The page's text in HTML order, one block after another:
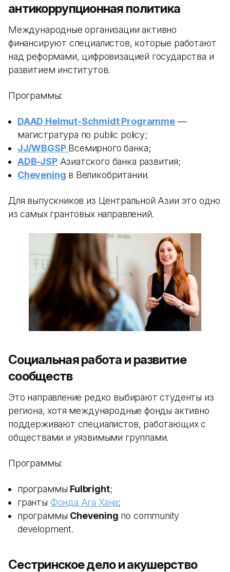
антикоррупционная политика
Международные организации активно
финансируют специалистов, которые работают
над реформами, цифровизацией государства и
развитием институтов.
Программы:
DAAD Helmut-Schmidt Programme—
магистратура по public policy;
JJ/WBGSP Всемирного банка;
ADB-JSPАзиатского банка развития;
Chevening в Великобритании.
Для выпускников из Центральной Азии это одно
из самых грантовых направлений.
Социальная работа и развитие
сообществ
Это направление редко выбирают студенты из
региона, хотя международные фонды активно
поддерживают специалистов, работающих с
обществами и уязвимыми группами.
Программы:
программы Fulbright;
гранты Фонда Ага Хана;
программы Chevening по community
development.
Сестринское дело и акушерство